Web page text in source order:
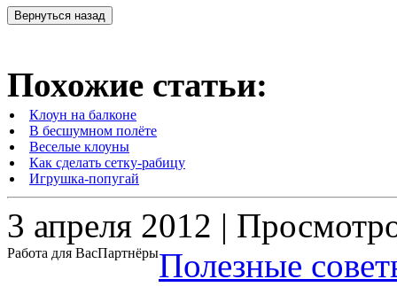
Похожие статьи:
Клоун на балконе
В бесшумном полёте
Веселые клоуны
Как сделать сетку-рабицу
Игрушка-попугай
3 апреля 2012 |
Работа для ВасПартнёрыПолезные